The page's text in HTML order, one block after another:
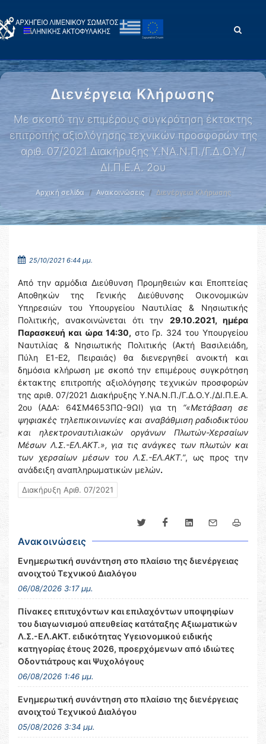
Διενέργεια Κλήρωσης
Mε σκοπό την επιμέρους συγκρότηση έκτακτης
επιτροπής αξιολόγησης τεχνικών προσφορών της
αριθ. 07/2021 Διακήρυξης Υ.ΝΑ.Ν.Π./Γ.Δ.Ο.Υ./
ΔΙ.Π.Ε.Α. 2ου
Αρχική σελίδα Ανακοινώσεις Διενέργεια Κλήρωσης
25/10/2021 6:44 μμ.
Από την αρμόδια Διεύθυνση Προμηθειών και Εποπτείας
Αποθηκών της Γενικής Διεύθυνσης Οικονομικών
Υπηρεσιών του Υπουργείου Ναυτιλίας & Νησιωτικής
Πολιτικής, ανακοινώνεται ότι την 29.10.2021, ημέρα
Παρασκευή και ώρα 14:30, στο Γρ. 324 του Υπουργείου
Ναυτιλίας & Νησιωτικής Πολιτικής (Ακτή Βασιλειάδη,
Πύλη Ε1-Ε2, Πειραιάς) θα διενεργηθεί ανοικτή και
δημόσια κλήρωση με σκοπό την επιμέρους συγκρότηση
έκτακτης επιτροπής αξιολόγησης τεχνικών προσφορών
της αριθ. 07/2021 Διακήρυξης Υ.ΝΑ.Ν.Π./Γ.Δ.Ο.Υ./ΔΙ.Π.Ε.Α.
2ου (ΑΔΑ: 64ΣΜ4653ΠΩ-9ΩΙ) για τη “«Μετάβαση σε
ψηφιακές τηλεπικοινωνίες και αναβάθμιση ραδιοδικτύου
και ηλεκτροναυτιλιακών οργάνων Πλωτών-Χερσαίων
Μέσων Λ.Σ.-ΕΛ.ΑΚΤ.», για τις ανάγκες των πλωτών και
των χερσαίων μέσων του Λ.Σ.-ΕΛ.ΑΚΤ.”, ως προς την
ανάδειξη αναπληρωματικών μελών.
Διακήρυξη Αριθ. 07/2021
Ανακοινώσεις
Ενημερωτική συνάντηση στο πλαίσιο της διενέργειας
ανοιχτού Τεχνικού Διαλόγου
06/08/2026 3:17 μμ.
Πίνακες επιτυχόντων και επιλαχόντων υποψηφίων
του διαγωνισμού απευθείας κατάταξης Αξιωματικών
Λ.Σ.-ΕΛ.ΑΚΤ. ειδικότητας Υγειονομικού ειδικής
κατηγορίας έτους 2026, προερχόμενων από ιδιώτες
Οδοντιάτρους και Ψυχολόγους
06/08/2026 1:46 μμ.
Ενημερωτική συνάντηση στο πλαίσιο της διενέργειας
ανοιχτού Τεχνικού Διαλόγου
05/08/2026 3:34 μμ.